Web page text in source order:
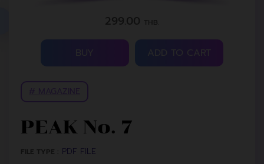
299.00 THB.
ADD TO CART
PEAK No. 7
FILE TYPE : PDF FILE